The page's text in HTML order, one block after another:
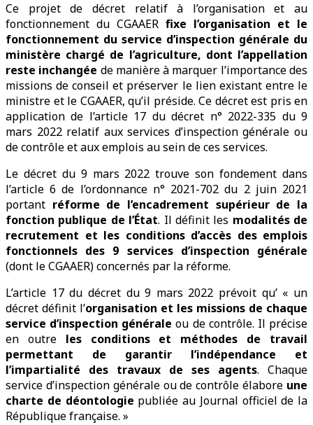
Ce projet de décret relatif à l’organisation et au
fonctionnement du CGAAER fixe l’organisation et le
fonctionnement du service d’inspection générale du
ministère chargé de l’agriculture, dont l’appellation
reste inchangée de manière à marquer l’importance des
missions de conseil et préserver le lien existant entre le
ministre et le CGAAER, qu’il préside. Ce décret est pris en
application de l’article 17 du décret n° 2022-335 du 9
mars 2022 relatif aux services d’inspection générale ou
de contrôle et aux emplois au sein de ces services.
Le décret du 9 mars 2022 trouve son fondement dans
l’article 6 de l’ordonnance n° 2021-702 du 2 juin 2021
portant réforme de l’encadrement supérieur de la
fonction publique de l’État. Il définit les modalités de
recrutement et les conditions d’accès des emplois
fonctionnels des 9 services d’inspection générale
(dont le CGAAER) concernés par la réforme.
L’article 17 du décret du 9 mars 2022 prévoit qu’ « un
décret définit l’organisation et les missions de chaque
service d’inspection générale ou de contrôle. Il précise
en outre les conditions et méthodes de travail
permettant de garantir l’indépendance et
l’impartialité des travaux de ses agents. Chaque
service d’inspection générale ou de contrôle élabore une
charte de déontologie publiée au Journal officiel de la
République française. »